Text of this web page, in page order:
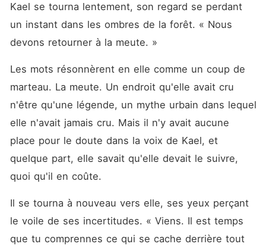
Kael se tourna lentement, son regard se perdant
un instant dans les ombres de la forêt. « Nous
devons retourner à la meute. »
Les mots résonnèrent en elle comme un coup de
marteau. La meute. Un endroit qu'elle avait cru
n'être qu'une légende, un mythe urbain dans lequel
elle n'avait jamais cru. Mais il n'y avait aucune
place pour le doute dans la voix de Kael, et
quelque part, elle savait qu'elle devait le suivre,
quoi qu'il en coûte.
Il se tourna à nouveau vers elle, ses yeux perçant
le voile de ses incertitudes. « Viens. Il est temps
que tu comprennes ce qui se cache derrière tout